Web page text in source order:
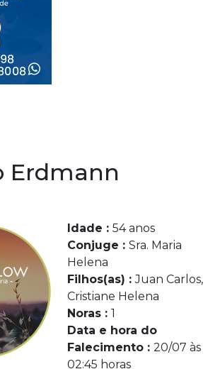
Erdmann
Idade : 54 anos
Conjuge : Sra. Maria
Helena
Filhos(as) :Juan Carlos,
Cristiane Helena
Noras : 1
Data e hora do
Falecimento : 20/07 às
02:45 horas